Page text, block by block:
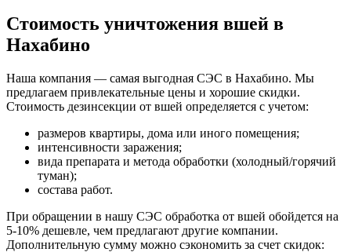
Стоимость уничтожения вшей в
Нахабино
Наша компания — самая выгодная СЭС в Нахабино. Мы
предлагаем привлекательные цены и хорошие скидки.
Стоимость дезинсекции от вшей определяется с учетом:
размеров квартиры, дома или иного помещения;
интенсивности заражения;
вида препарата и метода обработки (холодный/горячий
туман);
состава работ.
При обращении в нашу СЭС обработка от вшей обойдется на
5-10% дешевле, чем предлагают другие компании.
Дополнительную сумму можно сэкономить за счет скидок: